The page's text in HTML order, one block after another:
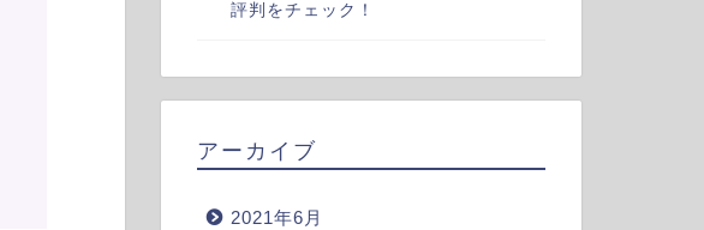
評判をチェック！
アーカイブ
2021年6月